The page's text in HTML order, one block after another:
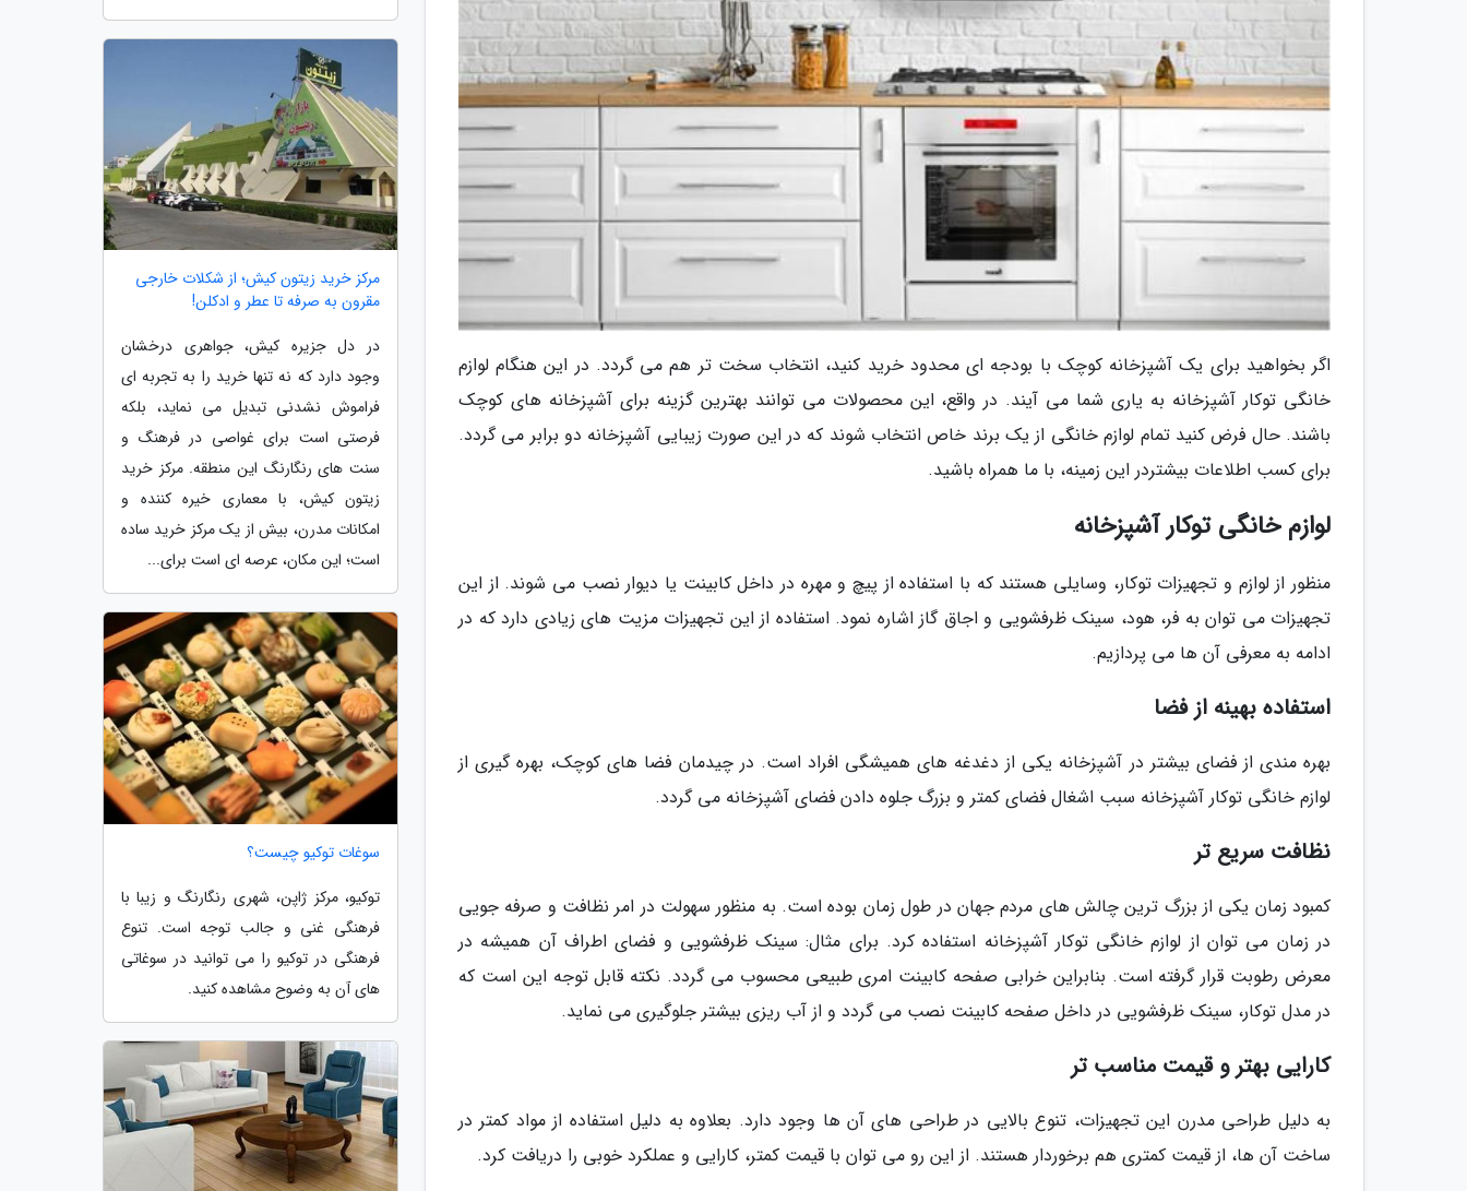
اگر بخواهید برای یک آشپزخانه کوچک با بودجه ای محدود خرید کنید، انتخاب سخت تر هم می گردد. در این هنگام لوازم
خانگی توکار آشپزخانه به یاری شما می آیند. در واقع، این محصولات می توانند بهترین گزینه برای آشپزخانه های کوچک
باشند. حال فرض کنید تمام لوازم خانگی از یک برند خاص انتخاب شوند که در این صورت زیبایی آشپزخانه دو برابر می گردد.
برای کسب اطلاعات بیشتردر این زمینه، با ما همراه باشید.
لوازم خانگی توکار آشپزخانه
منظور از لوازم و تجهیزات توکار، وسایلی هستند که با استفاده از پیچ و مهره در داخل کابینت یا دیوار نصب می شوند. از این
تجهیزات می توان به فر، هود، سینک ظرفشویی و اجاق گاز اشاره نمود. استفاده از این تجهیزات مزیت های زیادی دارد که در
ادامه به معرفی آن ها می پردازیم.
استفاده بهینه از فضا
بهره مندی از فضای بیشتر در آشپزخانه یکی از دغدغه های همیشگی افراد است. در چیدمان فضا های کوچک، بهره گیری از
لوازم خانگی توکار آشپزخانه سبب اشغال فضای کمتر و بزرگ جلوه دادن فضای آشپزخانه می گردد.
نظافت سریع تر
کمبود زمان یکی از بزرگ ترین چالش های مردم جهان در طول زمان بوده است. به منظور سهولت در امر نظافت و صرفه جویی
در زمان می توان از لوازم خانگی توکار آشپزخانه استفاده کرد. برای مثال: سینک ظرفشویی و فضای اطراف آن همیشه در
معرض رطوبت قرار گرفته است. بنابراین خرابی صفحه کابینت امری طبیعی محسوب می گردد. نکته قابل توجه این است که
در مدل توکار، سینک ظرفشویی در داخل صفحه کابینت نصب می گردد و از آب ریزی بیشتر جلوگیری می نماید.
کارایی بهتر و قیمت مناسب تر
به دلیل طراحی مدرن این تجهیزات، تنوع بالایی در طراحی های آن ها وجود دارد. بعلاوه به دلیل استفاده از مواد کمتر در
ساخت آن ها، از قیمت کمتری هم برخوردار هستند. از این رو می توان با قیمت کمتر، کارایی و عملکرد خوبی را دریافت کرد.
مرکز خرید زیتون کیش؛ از شکلات خارجی
مقرون به صرفه تا عطر و ادکلن!
در دل جزیره کیش، جواهری درخشان
وجود دارد که نه تنها خرید را به تجربه ای
فراموش نشدنی تبدیل می نماید، بلکه
فرصتی است برای غواصی در فرهنگ و
سنت های رنگارنگ این منطقه. مرکز خرید
زیتون کیش، با معماری خیره کننده و
امکانات مدرن، بیش از یک مرکز خرید ساده
است؛ این مکان، عرصه ای است برای...
سوغات توکیو چیست؟
توکیو، مرکز ژاپن، شهری رنگارنگ و زیبا با
فرهنگی غنی و جالب توجه است. تنوع
فرهنگی در توکیو را می توانید در سوغاتی
های آن به وضوح مشاهده کنید.